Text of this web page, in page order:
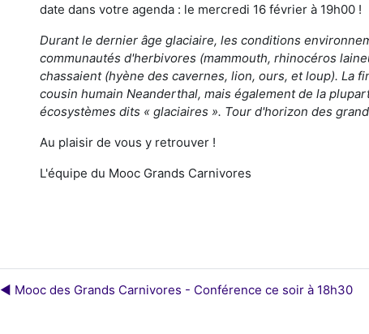
date dans votre agenda : le mercredi 16 février à 19h00 !
Durant le dernier âge glaciaire, les conditions
communautés d'herbivores (mammouth, rhinocéros
chassaient (hyène des cavernes, lion, ours, et loup). La
cousin humain Neanderthal, mais également de la
écosystèmes dits « glaciaires ». Tour d'horizon des
Au plaisir de vous y retrouver !
L'équipe du Mooc Grands Carnivores
◀︎ Mooc des Grands Carnivores - Conférence ce soir à 18h30